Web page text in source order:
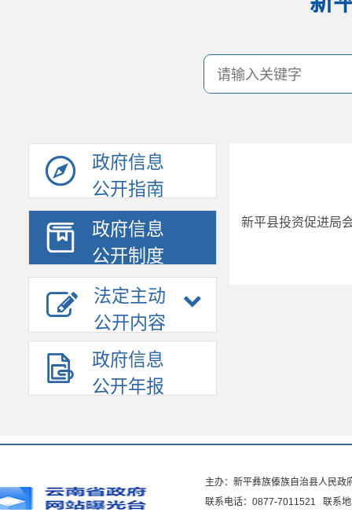
政府信息
公开指南
政府信息
公开制度
法定主动
公开内容
政府信息
公开年报
新平县投资促进局
主办：新平彝族傣族自治县人民
联系电话：0877-7011521 联系